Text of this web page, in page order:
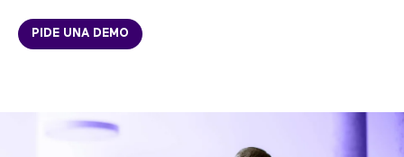
PIDE UNA DEMO